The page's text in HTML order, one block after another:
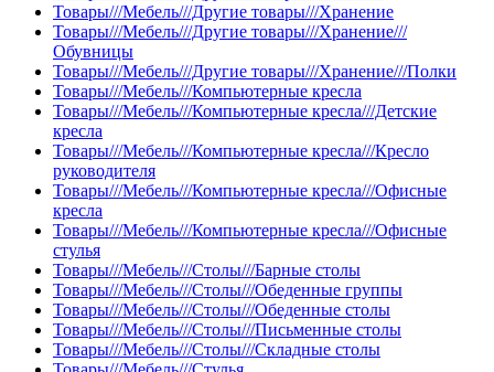
Товары///Мебель///Другие товары///Хранение
Товары///Мебель///Другие товары///Хранение///
Обувницы
Товары///Мебель///Другие товары///Хранение///Полки
Товары///Мебель///Компьютерные кресла
Товары///Мебель///Компьютерные кресла///Детские
кресла
Товары///Мебель///Компьютерные кресла///Кресло
руководителя
Товары///Мебель///Компьютерные кресла///Офисные
кресла
Товары///Мебель///Компьютерные кресла///Офисные
стулья
Товары///Мебель///Столы///Барные столы
Товары///Мебель///Столы///Обеденные группы
Товары///Мебель///Столы///Обеденные столы
Товары///Мебель///Столы///Письменные столы
Товары///Мебель///Столы///Складные столы